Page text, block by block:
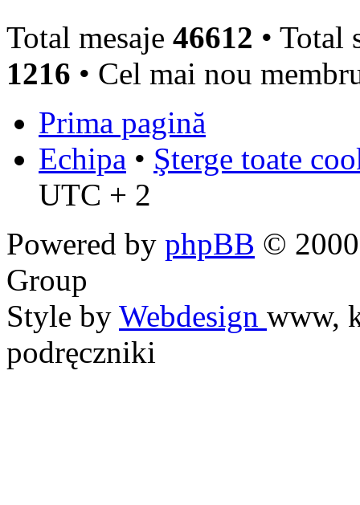
Total mesaje 46612 • Total
1216 • Cel mai nou
Prima pagină
Echipa • Şterge toate
UTC + 2
Powered by phpBB ©
Group
Style by Webdesign www,
podręczniki